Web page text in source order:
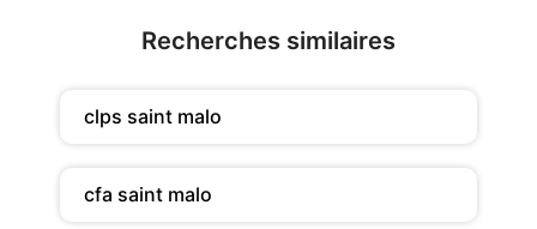
Recherches similaires
clps saint malo
cfa saint malo